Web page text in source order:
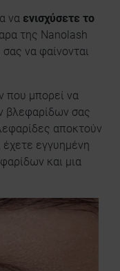
να ενισχύσετε το
της Nanolash
να φαίνονται
που μπορεί να
βλεφαρίδων σας
αποκτούν
έχετε εγγυημένη
και μια